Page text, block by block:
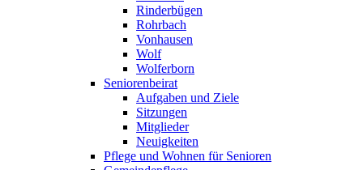
Rinderbügen
Rohrbach
Vonhausen
Wolf
Wolferborn
Seniorenbeirat
Aufgaben und Ziele
Sitzungen
Mitglieder
Neuigkeiten
Pflege und Wohnen für Senioren